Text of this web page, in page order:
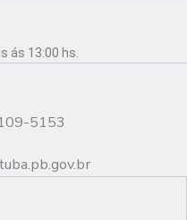
g
r
ás 13:00 hs.
5153